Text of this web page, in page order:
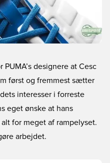
designere at Cesc
først og fremmest sætter
interesser i forreste
eget ønske at hans
for meget af rampelyset.
arbejdet.